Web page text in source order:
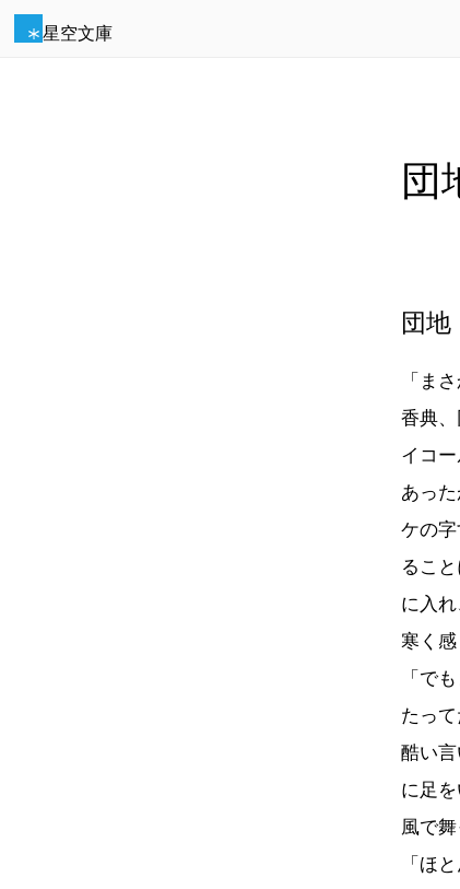
星空文庫
団
団地
「ま
香典
イコ
あっ
ケの
るこ
に入
寒く感
「で
たっ
酷い
に足
風で舞
「ほ